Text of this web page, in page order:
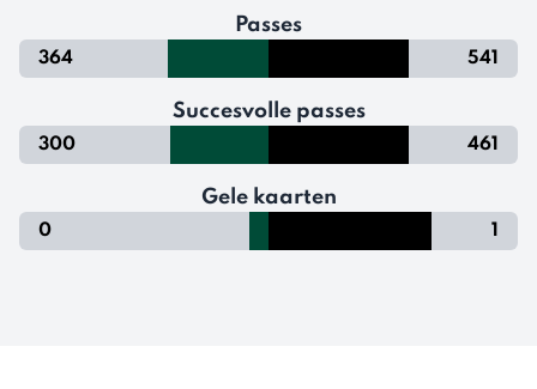
Passes
364 541
Succesvolle passes
300 461
Gele kaarten
0 1